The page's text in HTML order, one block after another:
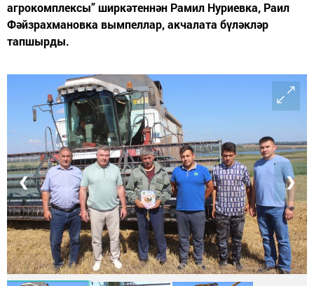
агрокомплексы” ширкәтеннән Рамил Нуриевка, Раил
Фәйзрахмановка вымпеллар, акчалата бүләкләр
тапшырды.
❮ ❯